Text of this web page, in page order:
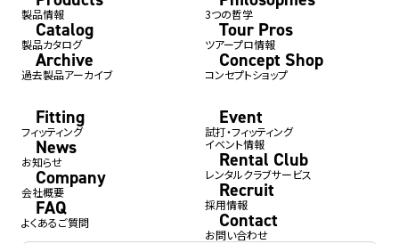
製品情報
Catalog
製品カタログ
Archive
過去製品アーカイブ
3つの哲学
Tour Pros
ツアープロ情報
Concept Shop
コンセプトショップ
Fitting
フィッティング
News
お知らせ
Company
会社概要
FAQ
よくあるご質問
Event
試打・フィッティング
イベント情報
Rental Club
レンタルクラブサービス
Recruit
採用情報
Contact
お問い合わせ